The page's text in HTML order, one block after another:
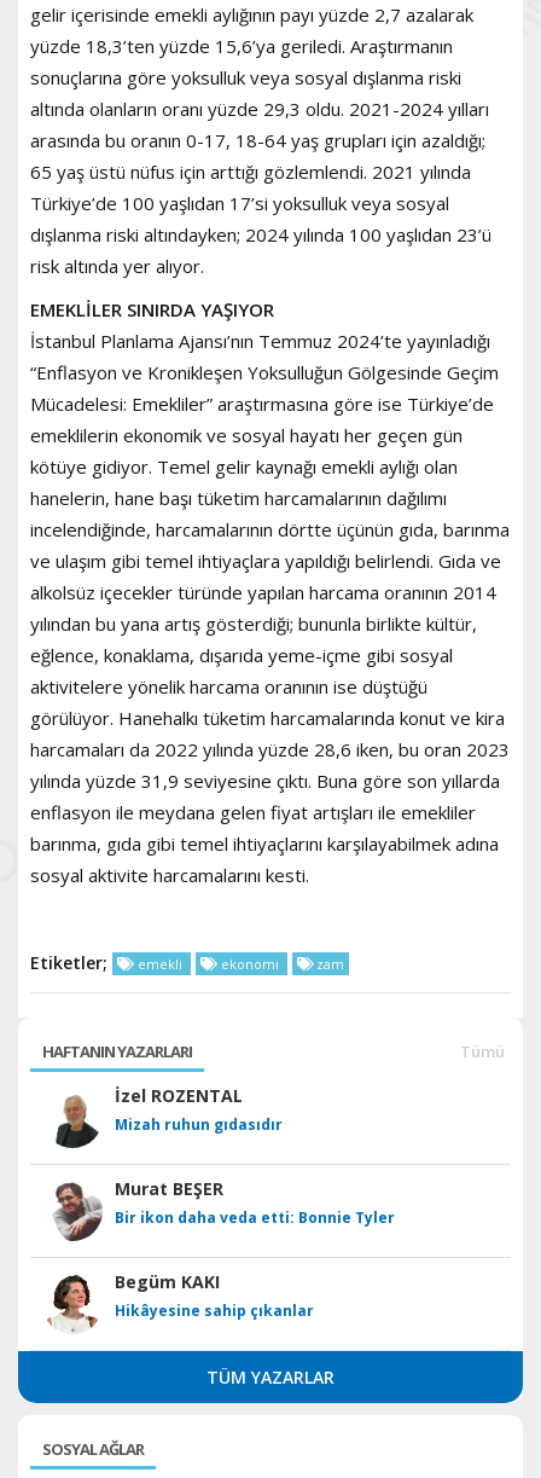
gelir içerisinde emekli aylığının payı yüzde 2,7 azalarak
yüzde 18,3’ten yüzde 15,6’ya geriledi. Araştırmanın
sonuçlarına göre yoksulluk veya sosyal dışlanma riski
altında olanların oranı yüzde 29,3 oldu. 2021-2024 yılları
arasında bu oranın 0-17, 18-64 yaş grupları için azaldığı;
65 yaş üstü nüfus için arttığı gözlemlendi. 2021 yılında
Türkiye’de 100 yaşlıdan 17’si yoksulluk veya sosyal
dışlanma riski altındayken; 2024 yılında 100 yaşlıdan 23’ü
risk altında yer alıyor.
EMEKLİLER SINIRDA YAŞIYOR
İstanbul Planlama Ajansı’nın Temmuz 2024’te yayınladığı
“Enflasyon ve Kronikleşen Yoksulluğun Gölgesinde Geçim
Mücadelesi: Emekliler” araştırmasına göre ise Türkiye’de
emeklilerin ekonomik ve sosyal hayatı her geçen gün
kötüye gidiyor. Temel gelir kaynağı emekli aylığı olan
hanelerin, hane başı tüketim harcamalarının dağılımı
incelendiğinde, harcamalarının dörtte üçünün gıda, barınma
ve ulaşım gibi temel ihtiyaçlara yapıldığı belirlendi. Gıda ve
alkolsüz içecekler türünde yapılan harcama oranının 2014
yılından bu yana artış gösterdiği; bununla birlikte kültür,
eğlence, konaklama, dışarıda yeme-içme gibi sosyal
aktivitelere yönelik harcama oranının ise düştüğü
görülüyor. Hanehalkı tüketim harcamalarında konut ve kira
harcamaları da 2022 yılında yüzde 28,6 iken, bu oran 2023
yılında yüzde 31,9 seviyesine çıktı. Buna göre son yıllarda
enflasyon ile meydana gelen fiyat artışları ile emekliler
barınma, gıda gibi temel ihtiyaçlarını karşılayabilmek adına
sosyal aktivite harcamalarını kesti.
Etiketler; emekli ekonomi zam
HAFTANIN YAZARLARI Tümü
İzel ROZENTAL
Mizah ruhun gıdasıdır
Murat BEŞER
Bir ikon daha veda etti: Bonnie Tyler
Begüm KAKI
Hikâyesine sahip çıkanlar
TÜM YAZARLAR
SOSYAL AĞLAR